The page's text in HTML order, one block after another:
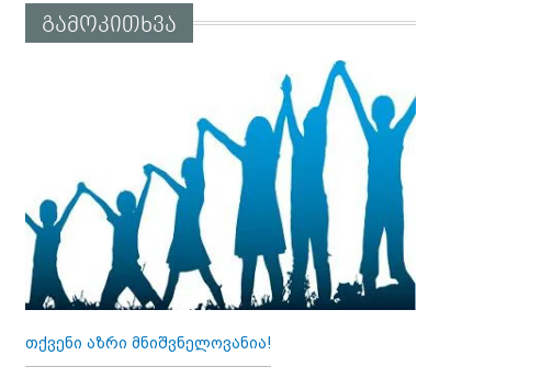
გამოკითხვა
თქვენი აზრი მნიშვნელოვანია!